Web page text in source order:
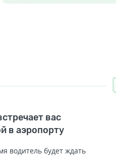
вас
в аэропорту
водитель будет ждать